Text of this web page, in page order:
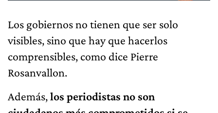
Los gobiernos no tienen que ser solo
visibles, sino que hay que hacerlos
comprensibles, como dice Pierre
Rosanvallon.
Además,los periodistas no son